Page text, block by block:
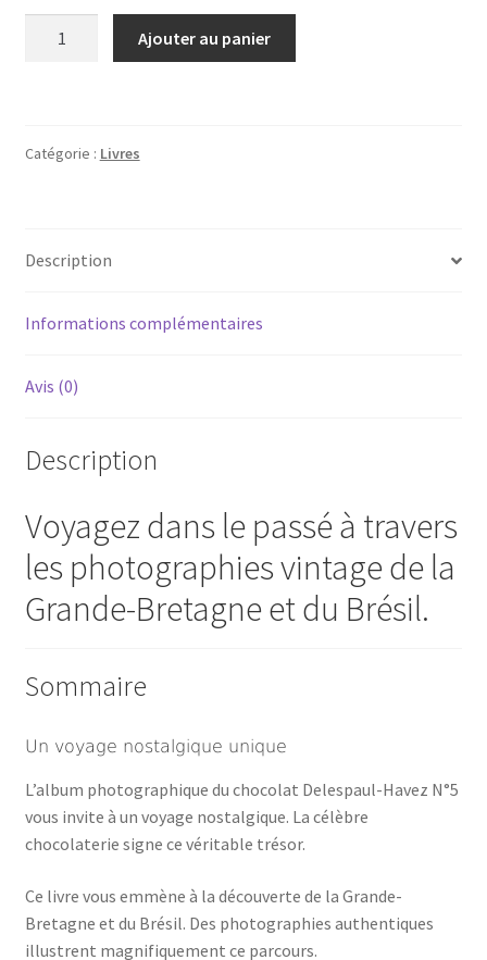
chocolat
Ajouter au panier
Catégorie : Livres
Description
Informations complémentaires
Avis (0)
Description
Voyagez dans le passé à travers
les photographies vintage de la
Grande-Bretagne et du Brésil.
Sommaire
Un voyage nostalgique unique
L’album photographique du chocolat Delespaul-Havez N°5
vous invite à un voyage nostalgique. La célèbre
chocolaterie signe ce véritable trésor.
Ce livre vous emmène à la découverte de la Grande-
Bretagne et du Brésil. Des photographies authentiques
illustrent magnifiquement ce parcours.